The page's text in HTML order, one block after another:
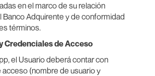
en el marco de su relación
Banco Adquirente y de conformidad
términos.
Credenciales de Acceso
el Usuario deberá contar con
(nombre de usuario y